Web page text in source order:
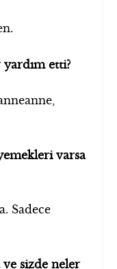
etti?
varsa
Sadece
ve sizde neler